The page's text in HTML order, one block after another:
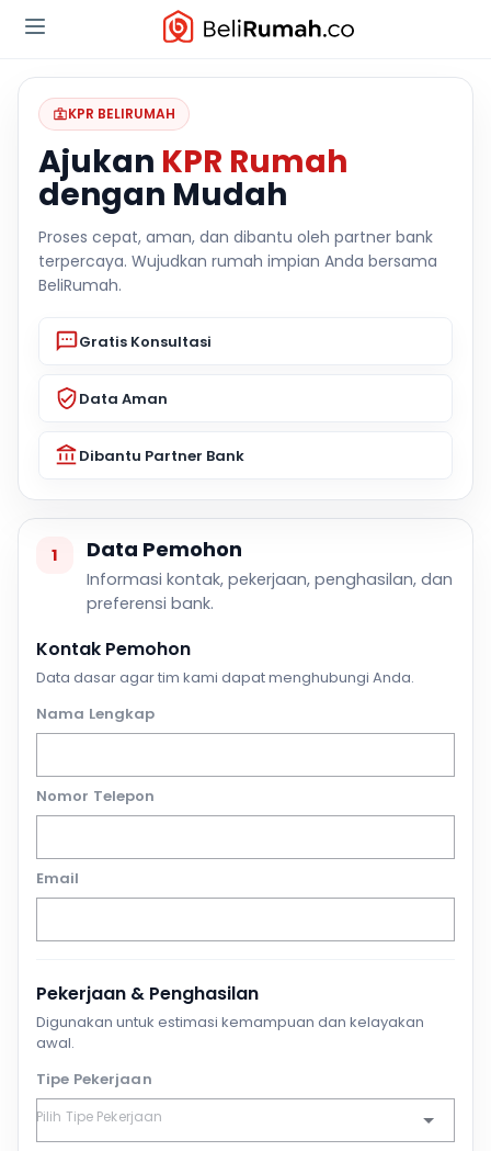
KPR BELIRUMAH
Ajukan KPR Rumah
dengan Mudah
Proses cepat, aman, dan dibantu oleh partner bank
terpercaya. Wujudkan rumah impian Anda bersama
BeliRumah.
Gratis Konsultasi
Data Aman
Dibantu Partner Bank
1 Data Pemohon
Informasi kontak, pekerjaan, penghasilan, dan
preferensi bank.
Kontak Pemohon
Data dasar agar tim kami dapat menghubungi Anda.
Nama Lengkap
Nomor Telepon
Email
Pekerjaan & Penghasilan
Digunakan untuk estimasi kemampuan dan kelayakan
awal.
Tipe Pekerjaan